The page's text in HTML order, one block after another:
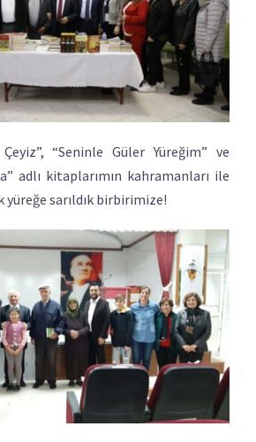
“Seninle Güler Yüreğim” ve
adlı kitaplarımın kahramanları ile
yüreğe sarıldık birbirimize!